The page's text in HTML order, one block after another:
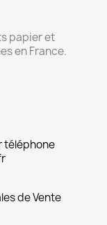
papier et
en France.
téléphone
de Vente